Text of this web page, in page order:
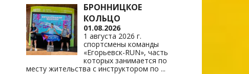
БРОННИЦКОЕ
КОЛЬЦО
01.08.2026
1 августа 2026 г.
спортсмены команды
«Егорьевск-RUN», часть
которых занимается по
месту жительства с инструктором по ...